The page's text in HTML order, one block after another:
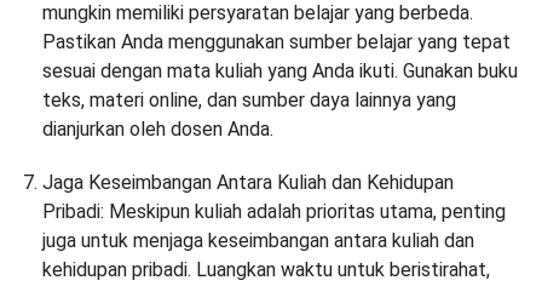
mungkin memiliki persyaratan belajar yang berbeda.
Pastikan Anda menggunakan sumber belajar yang tepat
sesuai dengan mata kuliah yang Anda ikuti. Gunakan buku
teks, materi online, dan sumber daya lainnya yang
dianjurkan oleh dosen Anda.
Jaga Keseimbangan Antara Kuliah dan Kehidupan
Pribadi: Meskipun kuliah adalah prioritas utama, penting
juga untuk menjaga keseimbangan antara kuliah dan
kehidupan pribadi. Luangkan waktu untuk beristirahat,